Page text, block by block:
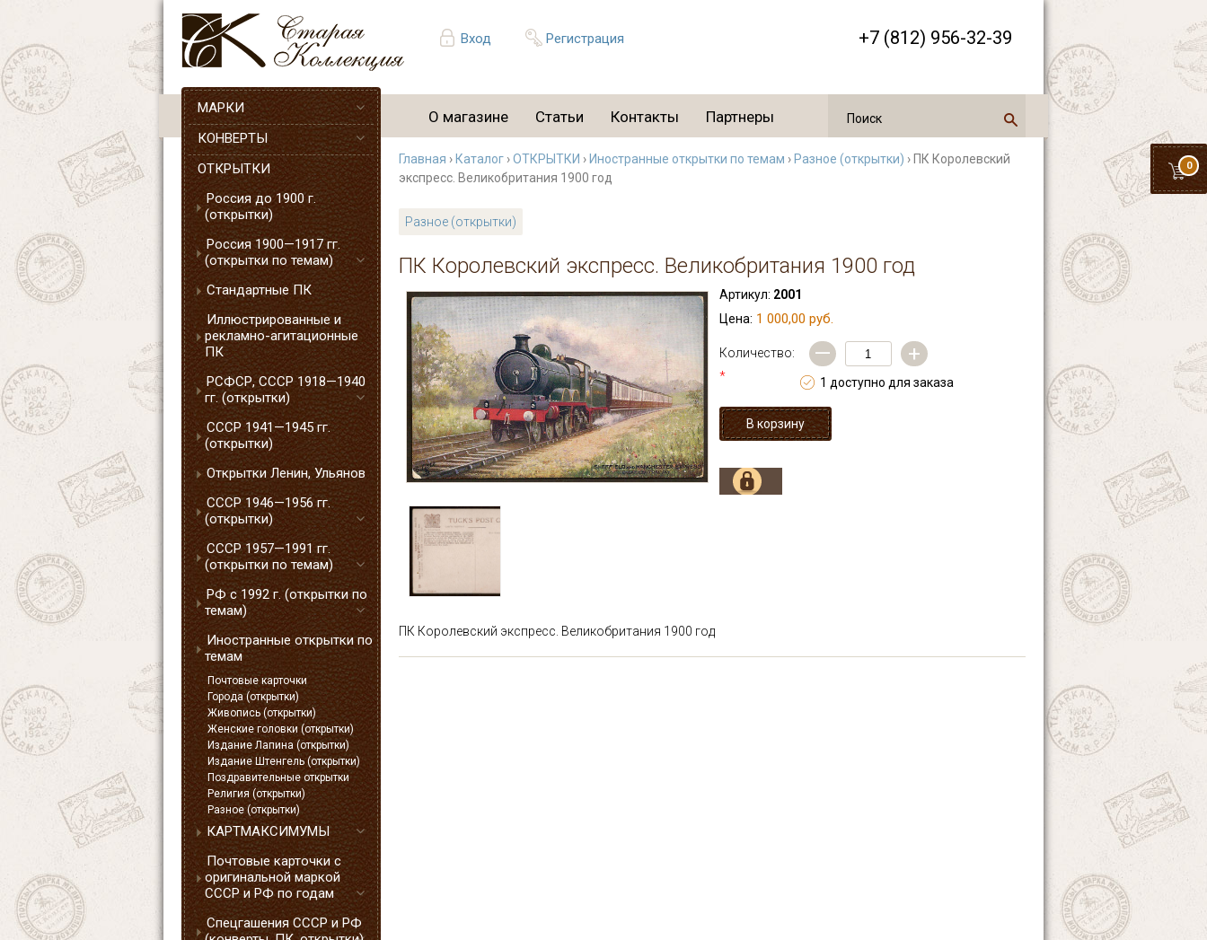
Вход Регистрация +7 (812) 956-32-39
0
О магазине Статьи Контакты Партнеры
МАРКИ
КОНВЕРТЫ
ОТКРЫТКИ
Россия до 1900 г.
(открытки)
Россия 1900—1917 гг.
(открытки по темам)
Стандартные ПК
Иллюстрированные и
рекламно-агитационные
ПК
РСФСР, СССР 1918—1940
гг. (открытки)
СССР 1941—1945 гг.
(открытки)
Открытки Ленин, Ульянов
СССР 1946—1956 гг.
(открытки)
СССР 1957—1991 гг.
(открытки по темам)
РФ с 1992 г. (открытки по
темам)
Иностранные открытки по
темам
Почтовые карточки
Города (открытки)
Живопись (открытки)
Женские головки (открытки)
Издание Лапина (открытки)
Издание Штенгель (открытки)
Поздравительные открытки
Религия (открытки)
Разное (открытки)
КАРТМАКСИМУМЫ
Почтовые карточки с
оригинальной маркой
СССР и РФ по годам
Спецгашения СССР и РФ
Главная › Каталог ›ОТКРЫТКИ › Иностранные открытки по темам › Разное (открытки) › ПК Королевский
экспресс. Великобритания 1900 год
Разное (открытки)
ПК Королевский экспресс. Великобритания 1900 год
Артикул: 2001
Цена: 1 000,00 руб.
Количество:
*
— +
1 доступно для заказа
ПК Королевский экспресс. Великобритания 1900 год